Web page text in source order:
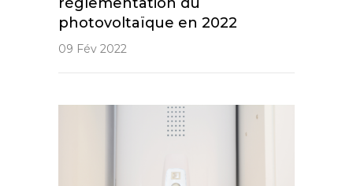
réglementation du
photovoltaïque en 2022
09 Fév 2022